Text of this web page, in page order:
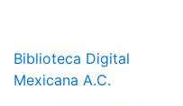
Biblioteca Digital
Mexicana A.C.